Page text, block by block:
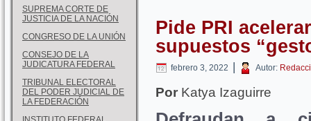
SUPREMA CORTE DE
JUSTICIA DE LA NACIÓN
CONGRESO DE LA UNIÓN
CONSEJO DE LA
JUDICATURA FEDERAL
TRIBUNAL ELECTORAL
DEL PODER JUDICIAL DE
LA FEDERACIÓN
Pide PRI
supuestos
febrero 3, 2022 | Autor:
Por Katya Izaguirre